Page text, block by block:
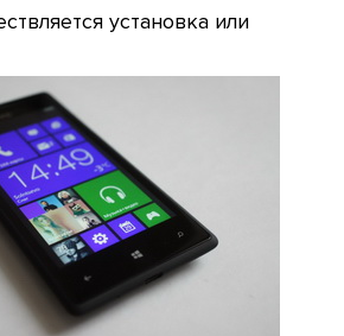
установка или